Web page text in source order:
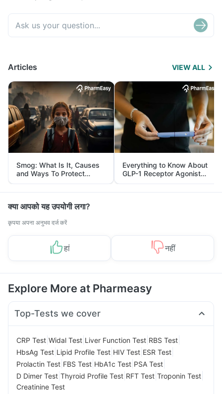
Articles VIEW ALL
Smog: What Is It, Causes
and Ways To Protect
Yourself From It
Everything to Know About
GLP-1 Receptor Agonist
and Its Role in Weight
Management
क्या आपको यह उपयोगी लगा?
कृपया अपना अनुभव दर्ज करें
हां नहीं
Explore More at Pharmeasy
Top-Tests we cover
CRP Test Widal Test Liver Function Test RBS Test
HbsAg Test Lipid Profile Test HIV Test ESR Test
Prolactin Test FBS Test HbA1c Test PSA Test
D Dimer Test Thyroid Profile Test RFT Test Troponin Test
Creatinine Test